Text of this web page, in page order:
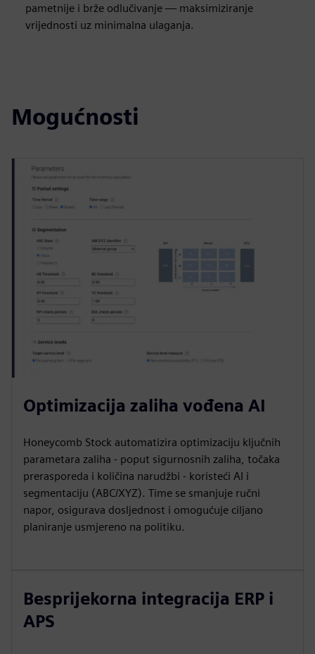
pametnije i brže odlučivanje — maksimiziranje
vrijednosti uz minimalna ulaganja.
Mogućnosti
Optimizacija zaliha vođena AI
Honeycomb Stock automatizira optimizaciju ključnih
parametara zaliha - poput sigurnosnih zaliha, točaka
prerasporeda i količina narudžbi - koristeći AI i
segmentaciju (ABC/XYZ). Time se smanjuje ručni
napor, osigurava dosljednost i omogućuje ciljano
planiranje usmjereno na politiku.
Besprijekorna integracija ERP i
APS